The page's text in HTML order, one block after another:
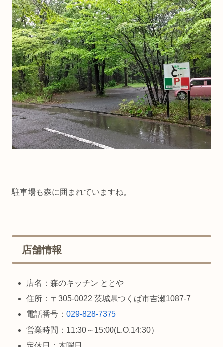
駐車場も森に囲まれていますね。
店舗情報
店名：森のキッチン ととや
住所：〒305-0022 茨城県つくば市吉瀬1087-7
電話番号：029-828-7375
営業時間：11:30～15:00(L.O.14:30）
定休日：木曜日